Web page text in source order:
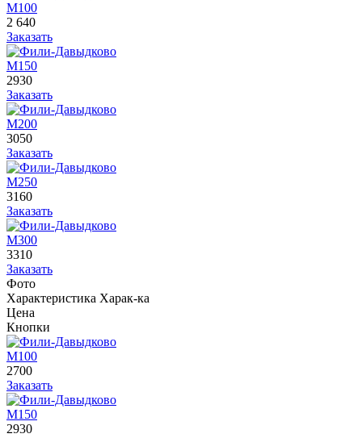
М100
2 640
Заказать
М150
2930
Заказать
М200
3050
Заказать
М250
3160
Заказать
М300
3310
Заказать
Фото
Характеристика Харак-ка
Цена
Кнопки
М100
2700
Заказать
М150
2930